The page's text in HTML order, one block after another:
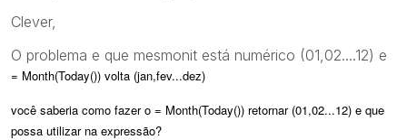
Clever,
O problema e que mesmonit está numérico (01,02....12) e
= Month(Today()) volta (jan,fev...dez)
você saberia como fazer o = Month(Today()) retornar (01,02...12) e que
possa utilizar na expressão?